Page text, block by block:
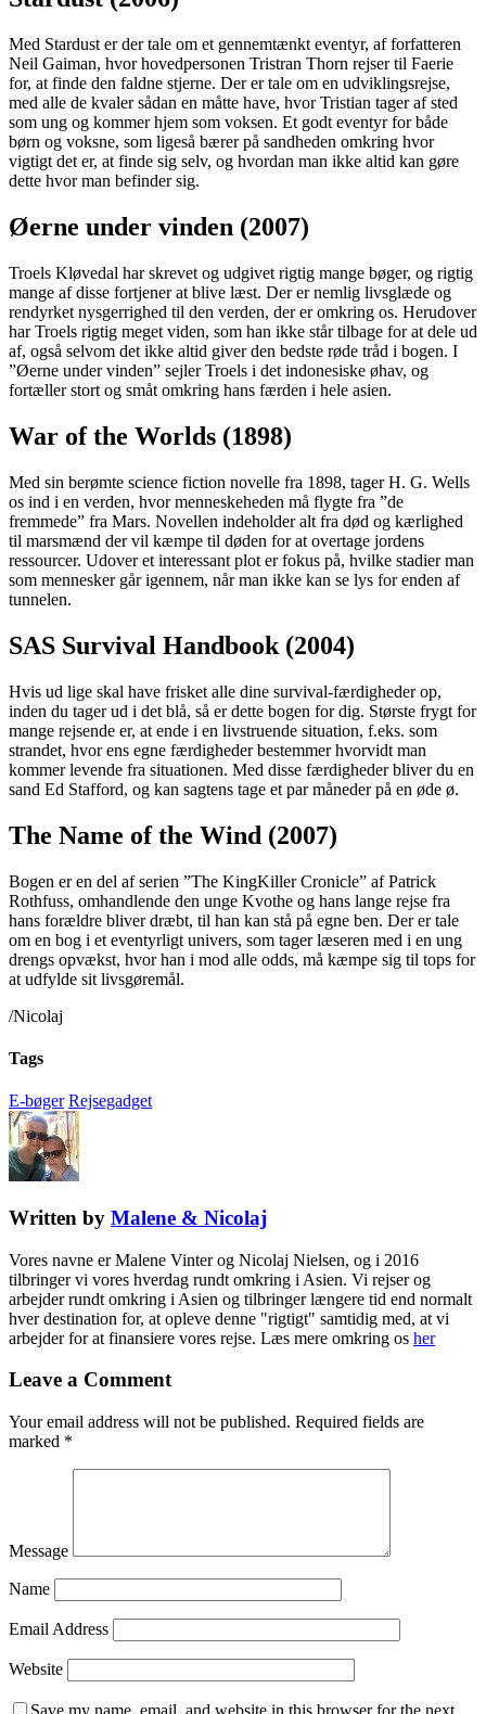
Med Stardust er der tale om et gennemtænkt eventyr, af forfatteren
Neil Gaiman, hvor hovedpersonen Tristran Thorn rejser til Faerie
for, at finde den faldne stjerne. Der er tale om en udviklingsrejse,
med alle de kvaler sådan en måtte have, hvor Tristian tager af sted
som ung og kommer hjem som voksen. Et godt eventyr for både
børn og voksne, som ligeså bærer på sandheden omkring hvor
vigtigt det er, at finde sig selv, og hvordan man ikke altid kan gøre
dette hvor man befinder sig.
Øerne under vinden (2007)
Troels Kløvedal har skrevet og udgivet rigtig mange bøger, og rigtig
mange af disse fortjener at blive læst. Der er nemlig livsglæde og
rendyrket nysgerrighed til den verden, der er omkring os. Herudover
har Troels rigtig meget viden, som han ikke står tilbage for at dele ud
af, også selvom det ikke altid giver den bedste røde tråd i bogen. I
”Øerne under vinden” sejler Troels i det indonesiske øhav, og
fortæller stort og småt omkring hans færden i hele asien.
War of the Worlds (1898)
Med sin berømte science fiction novelle fra 1898, tager H. G. Wells
os ind i en verden, hvor menneskeheden må flygte fra ”de
fremmede” fra Mars. Novellen indeholder alt fra død og kærlighed
til marsmænd der vil kæmpe til døden for at overtage jordens
ressourcer. Udover et interessant plot er fokus på, hvilke stadier man
som mennesker går igennem, når man ikke kan se lys for enden af
tunnelen.
SAS Survival Handbook (2004)
Hvis ud lige skal have frisket alle dine survival-færdigheder op,
inden du tager ud i det blå, så er dette bogen for dig. Største frygt for
mange rejsende er, at ende i en livstruende situation, f.eks. som
strandet, hvor ens egne færdigheder bestemmer hvorvidt man
kommer levende fra situationen. Med disse færdigheder bliver du en
sand Ed Stafford, og kan sagtens tage et par måneder på en øde ø.
The Name of the Wind (2007)
Bogen er en del af serien ”The KingKiller Cronicle” af Patrick
Rothfuss, omhandlende den unge Kvothe og hans lange rejse fra
hans forældre bliver dræbt, til han kan stå på egne ben. Der er tale
om en bog i et eventyrligt univers, som tager læseren med i en ung
drengs opvækst, hvor han i mod alle odds, må kæmpe sig til tops for
at udfylde sit livsgøremål.
/Nicolaj
Tags
E-bøger Rejsegadget
Written by Malene & Nicolaj
Vores navne er Malene Vinter og Nicolaj Nielsen, og i 2016
tilbringer vi vores hverdag rundt omkring i Asien. Vi rejser og
arbejder rundt omkring i Asien og tilbringer længere tid end normalt
hver destination for, at opleve denne "rigtigt" samtidig med, at vi
arbejder for at finansiere vores rejse. Læs mere omkring os her
Leave a Comment
Your email address will not be published. Required fields are
marked *
Message
Name
Email Address
Website
Save my name, email, and website in this browser for the next